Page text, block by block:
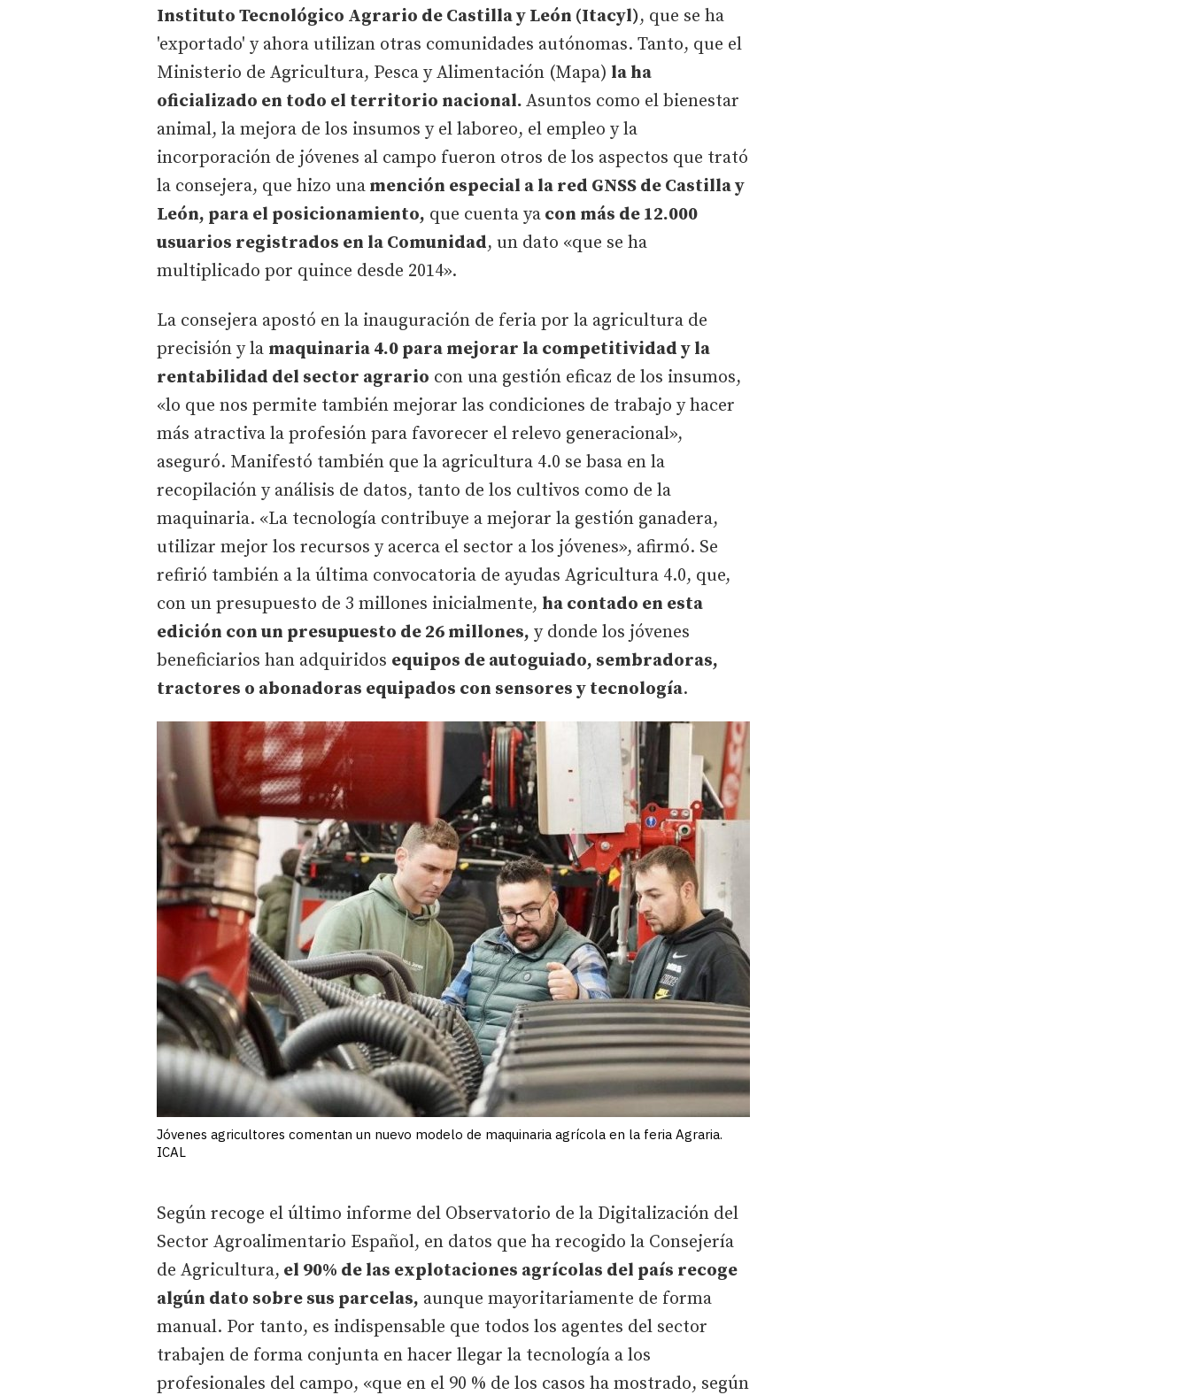
Instituto Tecnológico Agrario de Castilla y León (Itacyl), que se ha
'exportado' y ahora utilizan otras comunidades autónomas. Tanto, que el
Ministerio de Agricultura, Pesca y Alimentación (Mapa) la ha
oficializado en todo el territorio nacional. Asuntos como el bienestar
animal, la mejora de los insumos y el laboreo, el empleo y la
incorporación de jóvenes al campo fueron otros de los aspectos que trató
la consejera, que hizo una mención especial a la red GNSS de Castilla y
León, para el posicionamiento, que cuenta ya con más de 12.000
usuarios registrados en la Comunidad, un dato «que se ha
multiplicado por quince desde 2014».
La consejera apostó en la inauguración de feria por la agricultura de
precisión y la maquinaria 4.0 para mejorar la competitividad y la
rentabilidad del sector agrario con una gestión eficaz de los insumos,
«lo que nos permite también mejorar las condiciones de trabajo y hacer
más atractiva la profesión para favorecer el relevo generacional»,
aseguró. Manifestó también que la agricultura 4.0 se basa en la
recopilación y análisis de datos, tanto de los cultivos como de la
maquinaria. «La tecnología contribuye a mejorar la gestión ganadera,
utilizar mejor los recursos y acerca el sector a los jóvenes», afirmó. Se
refirió también a la última convocatoria de ayudas Agricultura 4.0, que,
con un presupuesto de 3 millones inicialmente, ha contado en esta
edición con un presupuesto de 26 millones, y donde los jóvenes
beneficiarios han adquiridos equipos de autoguiado, sembradoras,
tractores o abonadoras equipados con sensores y tecnología.
Jóvenes agricultores comentan un nuevo modelo de maquinaria agrícola en la feria Agraria.
ICAL
Según recoge el último informe del Observatorio de la Digitalización del
Sector Agroalimentario Español, en datos que ha recogido la Consejería
de Agricultura, el 90% de las explotaciones agrícolas del país recoge
algún dato sobre sus parcelas, aunque mayoritariamente de forma
manual. Por tanto, es indispensable que todos los agentes del sector
trabajen de forma conjunta en hacer llegar la tecnología a los
profesionales del campo, «que en el 90 % de los casos ha mostrado, según